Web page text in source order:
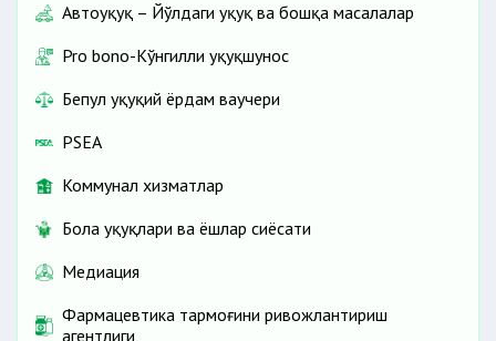
Автоҳуқуқ – Йўлдаги ҳуқуқ ва бошқа масалалар
Pro bono-Кўнгилли ҳуқуқшунос
Бепул ҳуқуқий ёрдам ваучери
PSEA
Коммунал хизматлар
Бола ҳуқуқлари ва ёшлар сиёсати
Медиация
Фармацевтика тармоғини ривожлантириш
агентлиги